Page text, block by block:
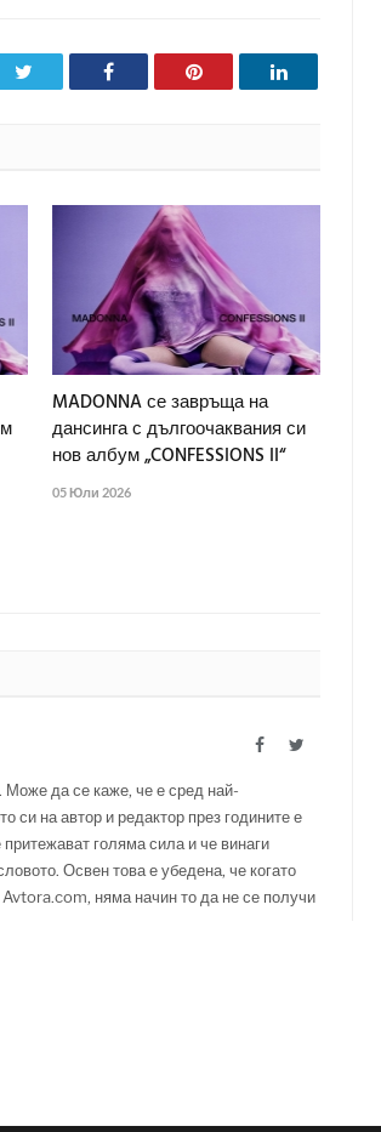
Facebook Pinterest LinkedIn
MADONNA се завръща на
дансинга с дългоочаквания си
нов албум „CONFESSIONS II“
05 Юли 2026
FacebookTwitter
Може да се каже, че е сред най-
си на автор и редактор през годините е
голяма сила и че винаги
Освен това е убедена, че когато
няма начин то да не се получи